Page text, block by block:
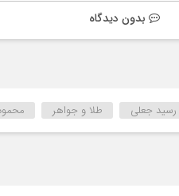
بدون دیدگاه
رسید جعلی طلا و جواهر